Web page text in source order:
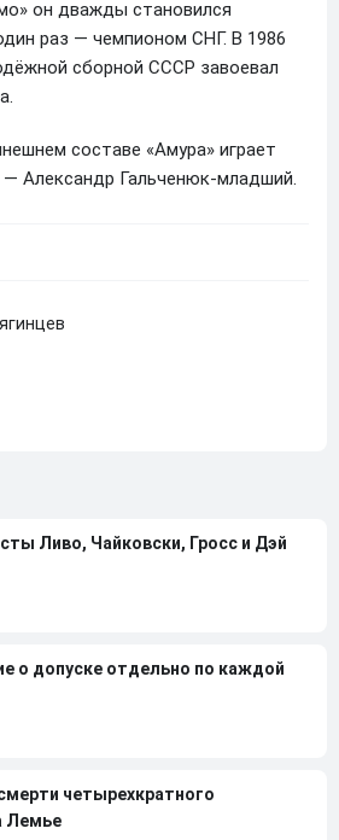
он дважды становился
раз — чемпионом СНГ. В 1986
сборной СССР завоевал
составе «Амура» играет
— Александр Гальченюк-младший.
Ливо, Чайковски, Гросс и Дэй
о допуске отдельно по каждой
четырехкратного
Лемье